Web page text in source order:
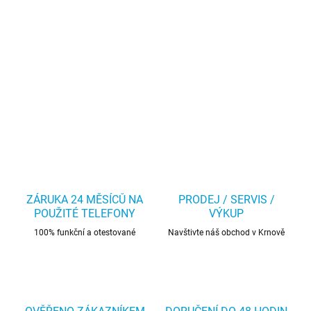
ZÁRUKA 24 MĚSÍCŮ NA
POUŽITÉ TELEFONY
100% funkční a otestované
PRODEJ / SERVIS /
VÝKUP
Navštivte náš obchod v Krnově